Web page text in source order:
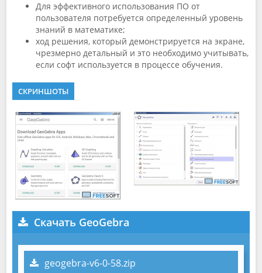
Для эффективного использования ПО от
пользователя потребуется определенный уровень
знаний в математике;
ход решения, который демонстрируется на экране,
чрезмерно детальный и это необходимо учитывать,
если софт используется в процессе обучения.
СКРИНШОТЫ
Скачать GeoGebra
geogebra-v6-0-58.zip